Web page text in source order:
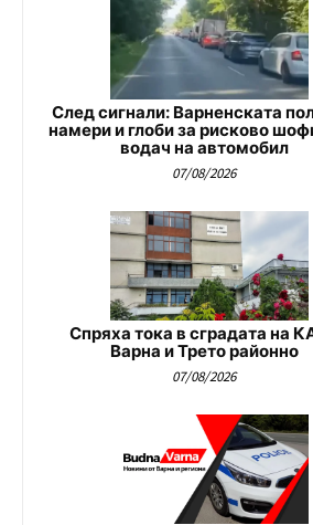
След сигнали: Варненската
намери и глоби за рисково
водач на автомобил
07/08/2026
Спряха тока в сградата на
Варна и Трето районно
07/08/2026